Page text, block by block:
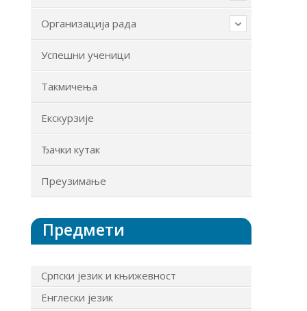
Организација рада
Успешни ученици
Такмичења
Екскурзије
Ђачки кутак
Преузимање
Предмети
Српски језик и књижевност
Енглески језик